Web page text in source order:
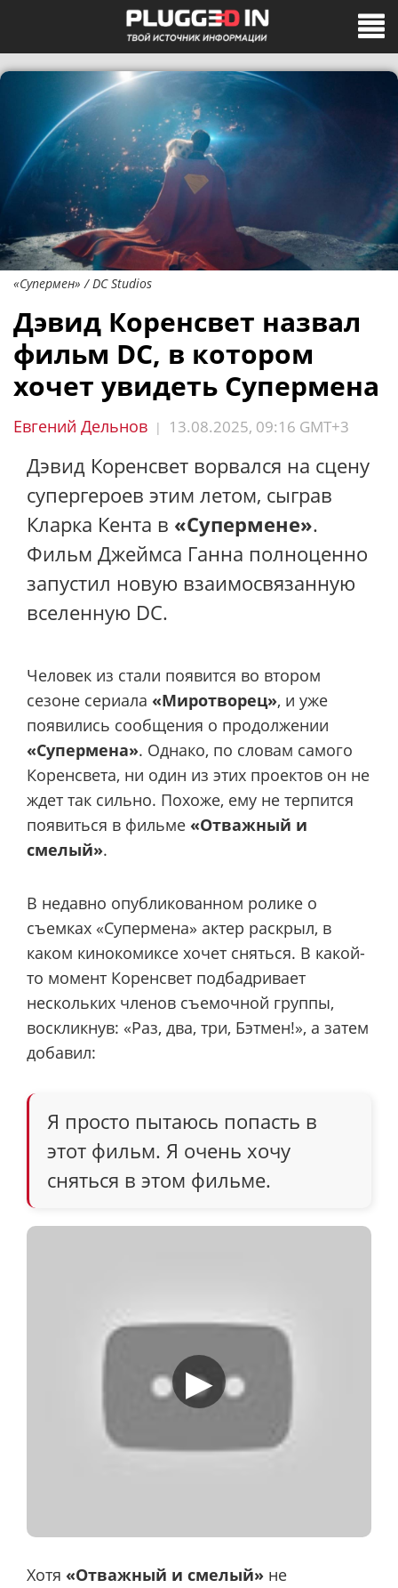
«Супермен» / DC Studios
Дэвид Коренсвет назвал
фильм DC, в котором
хочет увидеть Супермена
Евгений Дельнов | 13.08.2025, 09:16 GMT+3
Дэвид Коренсвет ворвался на сцену
супергероев этим летом, сыграв
Кларка Кента в «Супермене».
Фильм Джеймса Ганна полноценно
запустил новую взаимосвязанную
вселенную DC.
Человек из стали появится во втором
сезоне сериала «Миротворец», и уже
появились сообщения о продолжении
«Супермена». Однако, по словам самого
Коренсвета, ни один из этих проектов он не
ждет так сильно. Похоже, ему не терпится
появиться в фильме «Отважный и
смелый».
В недавно опубликованном ролике о
съемках «Супермена» актер раскрыл, в
каком кинокомиксе хочет сняться. В какой-
то момент Коренсвет подбадривает
нескольких членов съемочной группы,
воскликнув: «Раз, два, три, Бэтмен!», а затем
добавил:
Я просто пытаюсь попасть в
этот фильм. Я очень хочу
сняться в этом фильме.
▶
Хотя «Отважный и смелый» не